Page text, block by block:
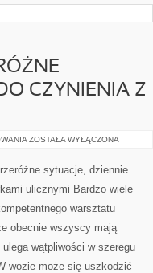
CZYNIENIA Z
LUDZIE
PRZERÓŻNE
NA
DZIEŃ
DO
CZYNIENIA
Z
KORKAMI
ULICZNYMI
ZOSTAŁA WYŁĄCZONA
sytuacje, dziennie
ulicznymi Bardzo wiele
warsztatu
obecnie wszyscy mają
wątpliwości w szeregu
wozie może się uszkodzić